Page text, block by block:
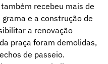
recebeu mais de
e a construção de
a renovação
praça foram demolidas,
de passeio.